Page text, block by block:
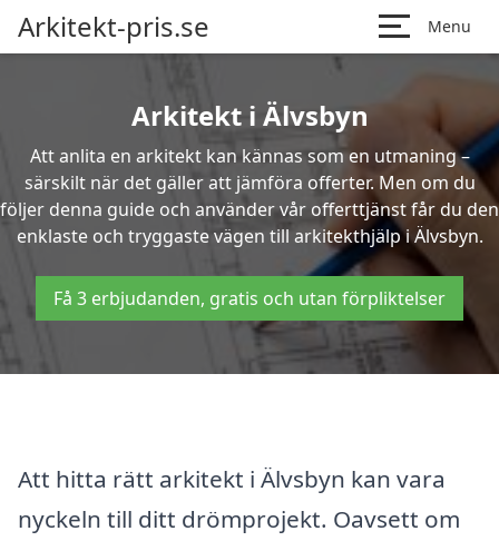
Arkitekt-pris.se Menu
Arkitekt i Älvsbyn
Att anlita en arkitekt kan kännas som en utmaning –
särskilt när det gäller att jämföra offerter. Men om du
följer denna guide och använder vår offerttjänst får du den
enklaste och tryggaste vägen till arkitekthjälp i Älvsbyn.
Få 3 erbjudanden, gratis och utan förpliktelser
Att hitta rätt arkitekt i Älvsbyn kan vara
nyckeln till ditt drömprojekt. Oavsett om